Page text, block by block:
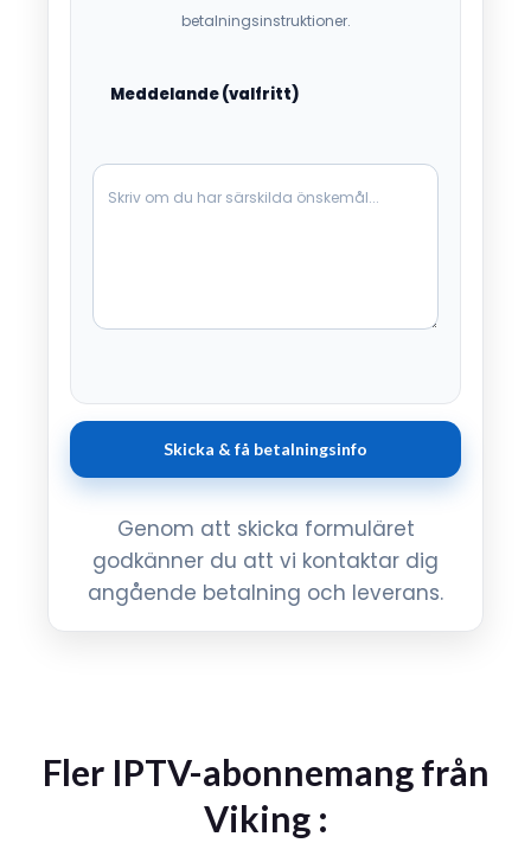
betalningsinstruktioner.
Meddelande (valfritt)
Genom att skicka formuläret
godkänner du att vi kontaktar dig
angående betalning och leverans.
Fler IPTV-abonnemang från
Viking :